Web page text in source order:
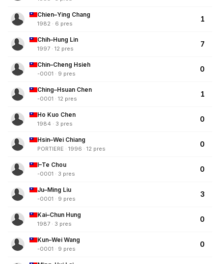
Chien–Ying Chang
1982 · 6 pres
1
Chih–Hung Lin
1997 · 12 pres
7
Chin–Cheng Hsieh
-0001 · 9 pres
0
Ching–Hsuan Chen
-0001 · 12 pres
1
Ho Kuo Chen
1984 · 3 pres
0
Hsin–Wei Chiang
PORTIERE · 1996 · 12 pres
0
I–Te Chou
-0001 · 3 pres
0
Ju–Ming Liu
-0001 · 9 pres
3
Kai–Chun Hung
1987 · 3 pres
0
Kun–Wei Wang
-0001 · 9 pres
0